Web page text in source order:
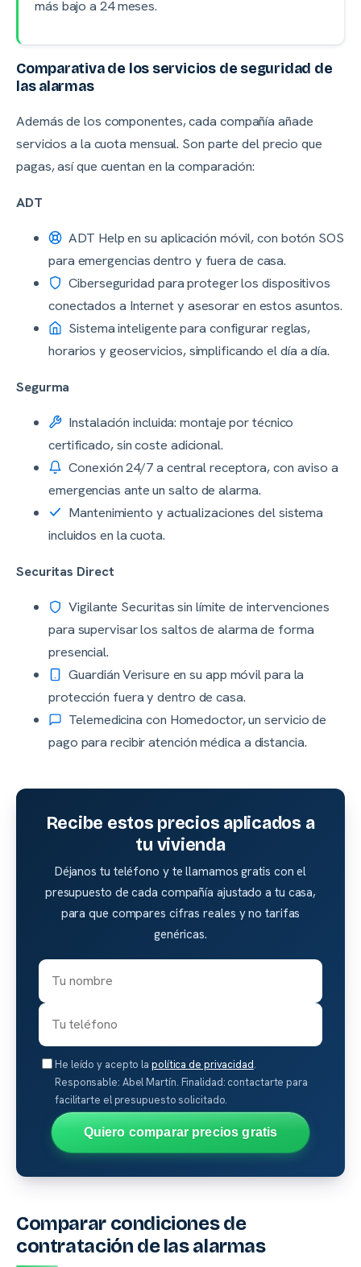
más bajo a 24 meses.
Comparativa de los servicios de seguridad de
las alarmas
Además de los componentes, cada compañía añade
servicios a la cuota mensual. Son parte del precio que
pagas, así que cuentan en la comparación:
ADT
ADT Help en su aplicación móvil, con botón SOS
para emergencias dentro y fuera de casa.
Ciberseguridad para proteger los dispositivos
conectados a Internet y asesorar en estos asuntos.
Sistema inteligente para configurar reglas,
horarios y geoservicios, simplificando el día a día.
Segurma
Instalación incluida: montaje por técnico
certificado, sin coste adicional.
Conexión 24/7 a central receptora, con aviso a
emergencias ante un salto de alarma.
Mantenimiento y actualizaciones del sistema
incluidos en la cuota.
Securitas Direct
Vigilante Securitas sin límite de intervenciones
para supervisar los saltos de alarma de forma
presencial.
Guardián Verisure en su app móvil para la
protección fuera y dentro de casa.
Telemedicina con Homedoctor, un servicio de
pago para recibir atención médica a distancia.
Recibe estos precios aplicados a
tu vivienda
Déjanos tu teléfono y te llamamos gratis con el
presupuesto de cada compañía ajustado a tu casa,
para que compares cifras reales y no tarifas
genéricas.
He leído y acepto la política de privacidad.
Responsable: Abel Martín. Finalidad: contactarte para
facilitarte el presupuesto solicitado.
Quiero comparar precios gratis
Comparar condiciones de
contratación de las alarmas